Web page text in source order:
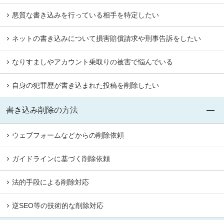
悪質な書き込みを行っている相手を特定したい
ネットの書き込みについて損害賠償請求や刑事告訴をしたい
なりすましやアカウント乗取りの被害で悩んでいる
自身の犯罪歴が書き込まれた投稿を削除したい
書き込み削除の方法
ウェブフォームなどからの削除依頼
ガイドラインに基づく削除依頼
法的手段による削除対応
逆SEO等の技術的な削除対応